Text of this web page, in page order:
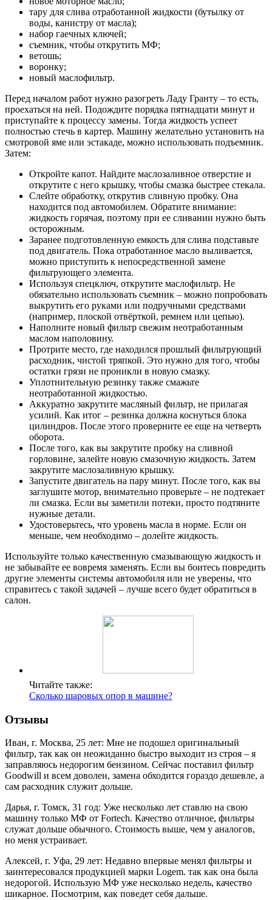
тару для слива отработанной жидкости (бутылку от
воды, канистру от масла);
набор гаечных ключей;
съемник, чтобы открутить МФ;
ветошь;
воронку;
новый маслофильтр.
Перед началом работ нужно разогреть Ладу Гранту – то есть,
проехаться на ней. Подождите порядка пятнадцати минут и
приступайте к процессу замены. Тогда жидкость успеет
полностью стечь в картер. Машину желательно установить на
смотровой яме или эстакаде, можно использовать подъемник.
Затем:
Откройте капот. Найдите маслозаливное отверстие и
открутите с него крышку, чтобы смазка быстрее стекала.
Слейте обработку, открутив сливную пробку. Она
находится под автомобилем. Обратите внимание:
жидкость горячая, поэтому при ее сливании нужно быть
осторожным.
Заранее подготовленную емкость для слива подставьте
под двигатель. Пока отработанное масло выливается,
можно приступить к непосредственной замене
фильтрующего элемента.
Используя спецключ, открутите маслофильтр. Не
обязательно использовать съемник – можно попробовать
выкрутить его руками или подручными средствами
(например, плоской отвёрткой, ремнем или цепью).
Наполните новый фильтр свежим неотработанным
маслом наполовину.
Протрите место, где находился прошлый фильтрующий
расходник, чистой тряпкой. Это нужно для того, чтобы
остатки грязи не проникли в новую смазку.
Уплотнительную резинку также смажьте
неотработанной жидкостью.
Аккуратно закрутите масляный фильтр, не прилагая
усилий. Как итог – резинка должна коснуться блока
цилиндров. После этого проверните ее еще на четверть
оборота.
После того, как вы закрутите пробку на сливной
горловине, залейте новую смазочную жидкость. Затем
закрутите маслозаливную крышку.
Запустите двигатель на пару минут. После того, как вы
заглушите мотор, внимательно проверьте – не подтекает
ли смазка. Если вы заметили потеки, просто подтяните
нужные детали.
Удостоверьтесь, что уровень масла в норме. Если он
меньше, чем необходимо – долейте жидкость.
Используйте только качественную смазывающую жидкость и
не забывайте ее вовремя заменять. Если вы боитесь повредить
другие элементы системы автомобиля или не уверены, что
справитесь с такой задачей – лучше всего будет обратиться в
салон.
Читайте также:
Сколько шаровых опор в машине?
Отзывы
Иван, г. Москва, 25 лет: Мне не подошел оригинальный
фильтр, так как он неожиданно быстро выходит из строя – я
заправляюсь недорогим бензином. Сейчас поставил фильтр
Goodwill и всем доволен, замена обходится гораздо дешевле, а
сам расходник служит дольше.
Дарья, г. Томск, 31 год: Уже несколько лет ставлю на свою
машину только МФ от Fortech. Качество отличное, фильтры
служат дольше обычного. Стоимость выше, чем у аналогов,
но меня устраивает.
Алексей, г. Уфа, 29 лет: Недавно впервые менял фильтры и
заинтересовался продукцией марки Logem. так как она была
недорогой. Использую МФ уже несколько недель, качество
шикарное. Посмотрим, как поведет себя дальше.